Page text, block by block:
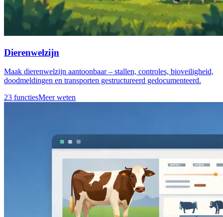
Dierenwelzijn
Maak dierenwelzijn aantoonbaar – stallen, controles, bioveiligheid,
doodmeldingen en transporten gestructureerd gedocumenteerd.
23 functiesMeer weten